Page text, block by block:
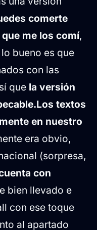
comerte
me los comí,
bueno es que
con las
que la versión
Los textos
en nuestro
era obvio,
(sorpresa,
con
bien llevado e
con ese toque
al apartado